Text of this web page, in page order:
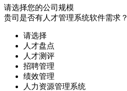
请选择您的公司规模
贵司是否有人才管理系统软件需求？
请选择
人才盘点
人才测评
招聘管理
绩效管理
人力资源管理系统